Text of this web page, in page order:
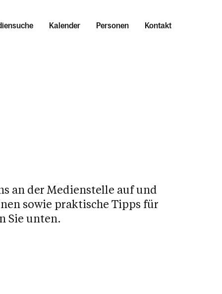
Kalender Personen Kontakt
an der Medienstelle auf und
sowie praktische Tipps für
Sie unten.